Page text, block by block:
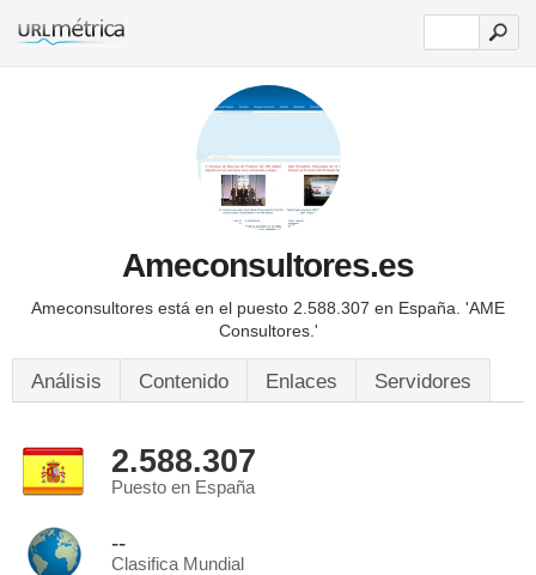
Ameconsultores.es
Ameconsultores está en el puesto 2.588.307 en España. 'AME
Consultores.'
Análisis Contenido Enlaces Servidores
2.588.307
Puesto en España
--
Clasifica Mundial